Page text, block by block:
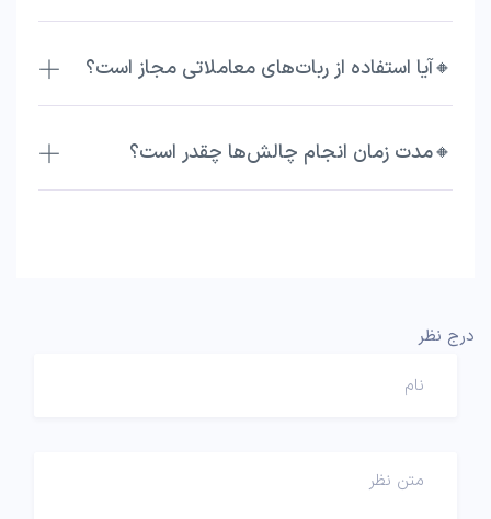
🔸آیا استفاده از ربات‌های معاملاتی مجاز است؟
🔸مدت زمان انجام چالش‌ها چقدر است؟
درج نظر